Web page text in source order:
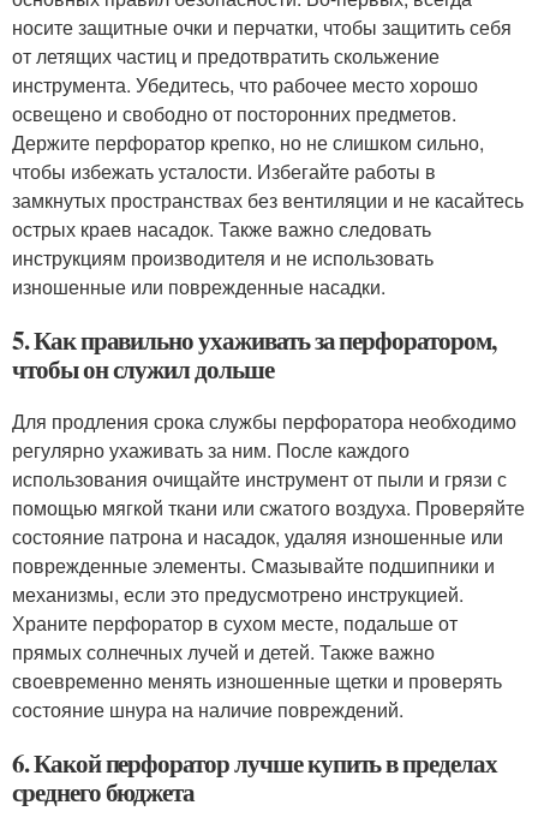
носите защитные очки и перчатки, чтобы защитить себя
от летящих частиц и предотвратить скольжение
инструмента. Убедитесь, что рабочее место хорошо
освещено и свободно от посторонних предметов.
Держите перфоратор крепко, но не слишком сильно,
чтобы избежать усталости. Избегайте работы в
замкнутых пространствах без вентиляции и не касайтесь
острых краев насадок. Также важно следовать
инструкциям производителя и не использовать
изношенные или поврежденные насадки.
5. Как правильно ухаживать за перфоратором,
чтобы он служил дольше
Для продления срока службы перфоратора необходимо
регулярно ухаживать за ним. После каждого
использования очищайте инструмент от пыли и грязи с
помощью мягкой ткани или сжатого воздуха. Проверяйте
состояние патрона и насадок, удаляя изношенные или
поврежденные элементы. Смазывайте подшипники и
механизмы, если это предусмотрено инструкцией.
Храните перфоратор в сухом месте, подальше от
прямых солнечных лучей и детей. Также важно
своевременно менять изношенные щетки и проверять
состояние шнура на наличие повреждений.
6. Какой перфоратор лучше купить в пределах
среднего бюджета